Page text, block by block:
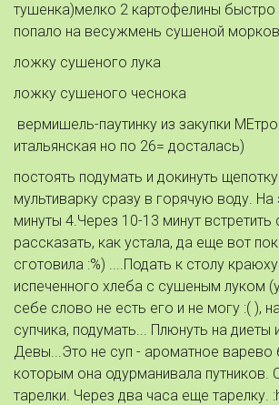
тушенка)мелко 2 картофелины
попало на весужмень сушеной
ложку сушеного лука
ложку сушеного чеснока
вермишель-паутинку из закупки
итальянская но по 26= досталась)
постоять подумать и докинуть
мультиварку сразу в горячую воду.
минуты 4.Через 10-13 минут встретить
рассказать, как устала, да еще вот
сготовила :%) ....Подать к столу
испеченного хлеба с сушеным луком
себе слово не есть его и не могу :( ),
супчика, подумать... Плюнуть на диеты
Девы...Это не суп - ароматное варево
которым она одурманивала путников.
тарелки. Через два часа еще тарелку.